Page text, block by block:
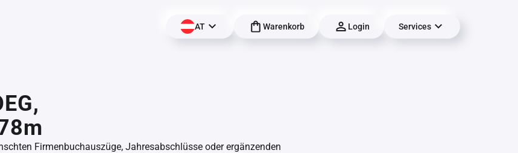
AT Warenkorb Login Services
Firmenbuchauszüge, Jahresabschlüsse oder ergänzenden